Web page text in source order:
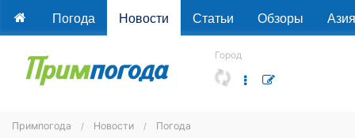
Погода Новости Статьи Обзоры Азия
Город
Примпогода Новости Погода